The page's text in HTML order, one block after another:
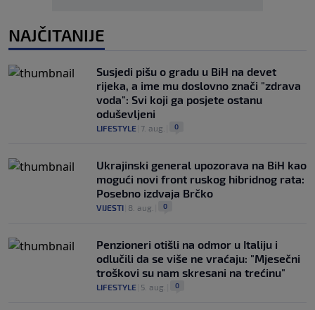
NAJČITANIJE
Susjedi pišu o gradu u BiH na devet
rijeka, a ime mu doslovno znači "zdrava
voda": Svi koji ga posjete ostanu
oduševljeni
LIFESTYLE 7. aug. 0
Ukrajinski general upozorava na BiH kao
mogući novi front ruskog hibridnog rata:
Posebno izdvaja Brčko
VIJESTI 8. aug. 0
Penzioneri otišli na odmor u Italiju i
odlučili da se više ne vraćaju: "Mjesečni
troškovi su nam skresani na trećinu"
LIFESTYLE 5. aug. 0